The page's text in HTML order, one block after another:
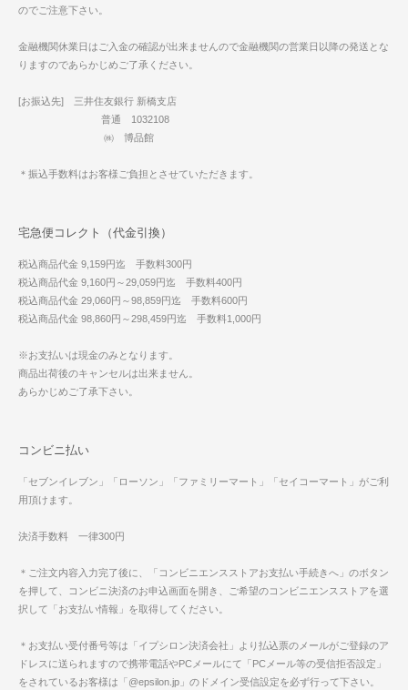
のでご注意下さい。
金融機関休業日はご入金の確認が出来ませんので金融機関の営業日以降の発送とな
りますのであらかじめご了承ください。
[お振込先] 三井住友銀行 新橋支店
普通 1032108
㈱ 博品館
＊振込手数料はお客様ご負担とさせていただきます。
宅急便コレクト（代金引換）
税込商品代金 9,159円迄 手数料300円
税込商品代金 9,160円～29,059円迄 手数料400円
税込商品代金 29,060円～98,859円迄 手数料600円
税込商品代金 98,860円～298,459円迄 手数料1,000円
※お支払いは現金のみとなります。
商品出荷後のキャンセルは出来ません。
あらかじめご了承下さい。
コンビニ払い
「セブンイレブン」「ローソン」「ファミリーマート」「セイコーマート」がご利
用頂けます。
決済手数料 一律300円
＊ご注文内容入力完了後に、「コンビニエンスストアお支払い手続きへ」のボタン
を押して、コンビニ決済のお申込画面を開き、ご希望のコンビニエンスストアを選
択して「お支払い情報」を取得してください。
＊お支払い受付番号等は「イプシロン決済会社」より払込票のメールがご登録のア
ドレスに送られますので携帯電話やPCメールにて「PCメール等の受信拒否設定」
をされているお客様は「@epsilon.jp」のドメイン受信設定を必ず行って下さい。